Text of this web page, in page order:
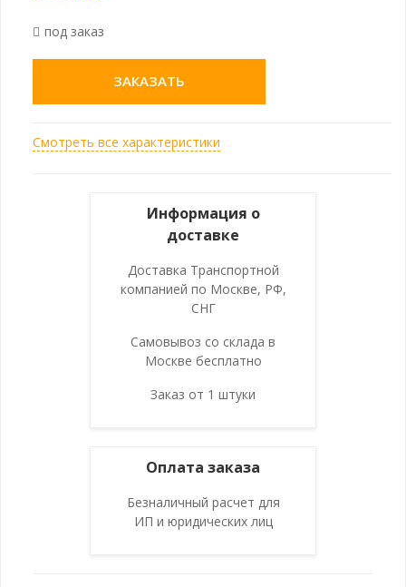
под заказ
ЗАКАЗАТЬ
Смотреть все характеристики
Информация о
доставке
Доставка Транспортной
компанией по Москве, РФ,
СНГ
Самовывоз со склада в
Москве бесплатно
Заказ от 1 штуки
Оплата заказа
Безналичный расчет для
ИП и юридических лиц